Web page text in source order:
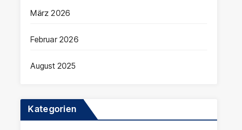
März 2026
Februar 2026
August 2025
Kategorien